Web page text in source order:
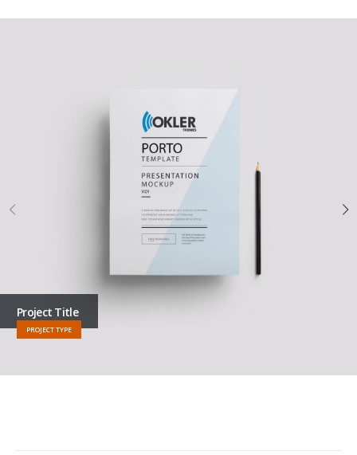
Project Title
PROJECT TYPE